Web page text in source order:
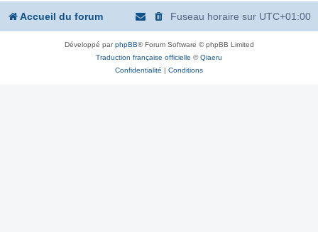
e
Accueil du forum Fuseau horaire sur UTC+01:00
Développé parphpBB® Forum Software © phpBB Limited
Traduction française officielle ©Qiaeru
Confidentialité | Conditions